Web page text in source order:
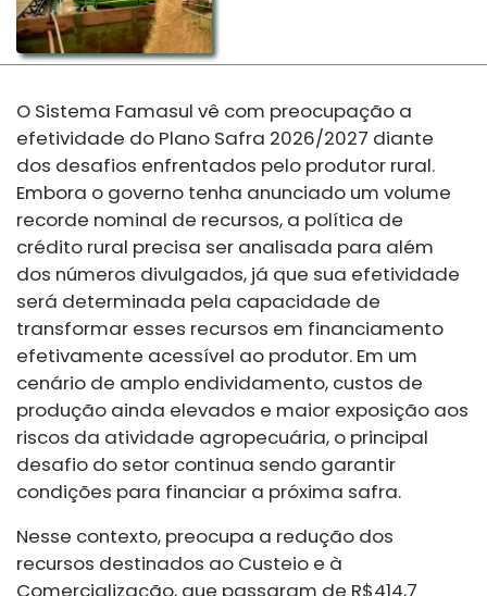
O Sistema Famasul vê com preocupação a
efetividade do Plano Safra 2026/2027 diante
dos desafios enfrentados pelo produtor rural.
Embora o governo tenha anunciado um volume
recorde nominal de recursos, a política de
crédito rural precisa ser analisada para além
dos números divulgados, já que sua efetividade
será determinada pela capacidade de
transformar esses recursos em financiamento
efetivamente acessível ao produtor. Em um
cenário de amplo endividamento, custos de
produção ainda elevados e maior exposição aos
riscos da atividade agropecuária, o principal
desafio do setor continua sendo garantir
condições para financiar a próxima safra.
Nesse contexto, preocupa a redução dos
recursos destinados ao Custeio e à
Comercialização, que passaram de R$414,7